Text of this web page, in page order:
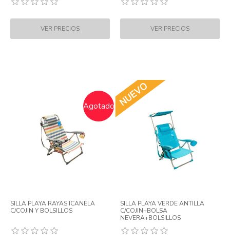
Agotado
SILLA PLAYA RAYAS ICANELA
C/COJIN Y BOLSILLOS
SILLA PLAYA VERDE ANTILLA
C/COJIN+BOLSA
NEVERA+BOLSILLOS